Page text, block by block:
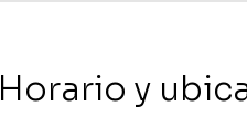
Horario y